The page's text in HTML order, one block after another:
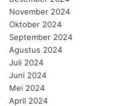
November 2024
Oktober 2024
September 2024
Agustus 2024
Juli 2024
Juni 2024
Mei 2024
April 2024